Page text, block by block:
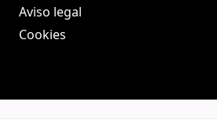
Aviso legal
Cookies